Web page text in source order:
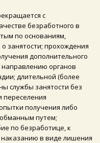
с
безработного в
по основаниям,
занятости; прохождения
дополнительного
органов
длительной (более
службы занятости без
переселения
получения либо
путем;
по безработице, к
в виде лишения